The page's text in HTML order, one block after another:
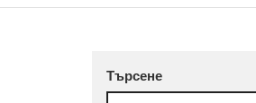
Търсене